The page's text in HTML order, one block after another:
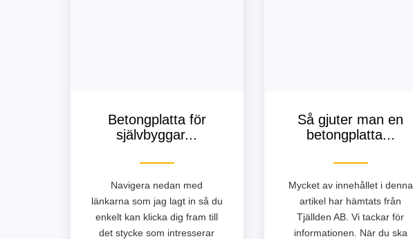
Betongplatta för
självbyggar...
Navigera nedan med
länkarna som jag lagt in så du
enkelt kan klicka dig fram till
det stycke som intresserar
Så gjuter man en
betongplatta...
Mycket av innehållet i denna
artikel har hämtats från
Tjällden AB. Vi tackar för
informationen. När du ska